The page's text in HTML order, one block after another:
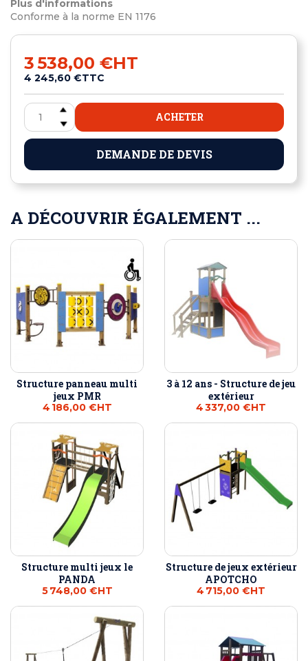
Plus d'informations
Conforme à la norme EN 1176
3 538,00 €HT
4 245,60 €TTC
ACHETER
DEMANDE DE DEVIS
A DÉCOUVRIR ÉGALEMENT ...
Structure panneau multi
jeux PMR
4 186,00 €HT
3 à 12 ans - Structure de jeu
extérieur
4 337,00 €HT
Structure multi jeux le
PANDA
5 748,00 €HT
Structure de jeux extérieur
APOTCHO
4 715,00 €HT